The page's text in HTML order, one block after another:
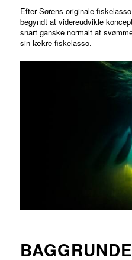
Efter Sørens originale
begyndt at videreudvikle
snart ganske normalt at
sin lækre fiskelasso.